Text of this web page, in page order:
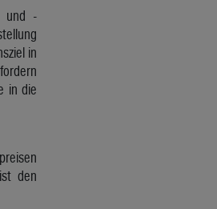
und -
in
in die
den